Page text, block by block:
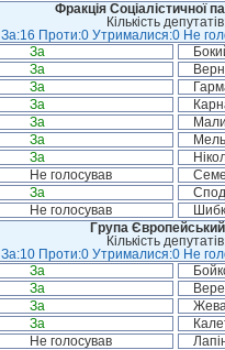
Фракція Соціалістичної
Кількість
За:16 Проти:0 Утрималися:0 Не
За
За
За
За
За
За
За
Не голосував
За
Не голосував
Група Європейський
Кількість
За:10 Проти:0 Утрималися:0 Не
За
За
За
За
Не голосував